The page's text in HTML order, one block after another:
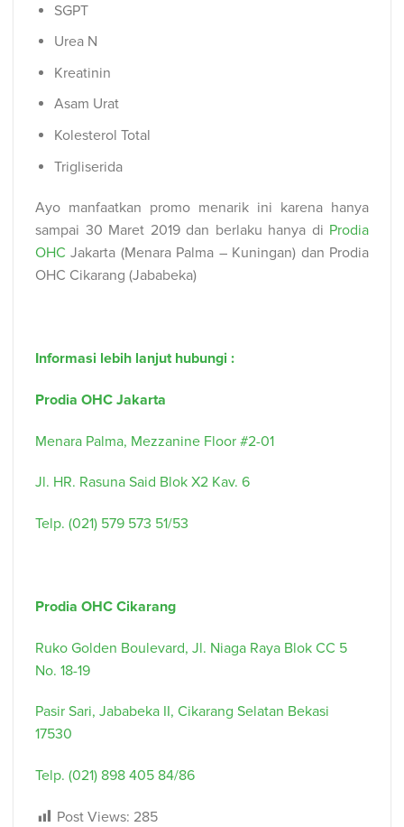
SGPT
Urea N
Kreatinin
Asam Urat
Kolesterol Total
Trigliserida
Ayo manfaatkan promo menarik ini karena hanya
sampai 30 Maret 2019 dan berlaku hanya di Prodia
OHC Jakarta (Menara Palma – Kuningan) dan Prodia
OHC Cikarang (Jababeka)
Informasi lebih lanjut hubungi :
Prodia OHC Jakarta
Menara Palma, Mezzanine Floor #2-01
Jl. HR. Rasuna Said Blok X2 Kav. 6
Telp. (021) 579 573 51/53
Prodia OHC Cikarang
Ruko Golden Boulevard, Jl. Niaga Raya Blok CC 5
No. 18-19
Pasir Sari, Jababeka II, Cikarang Selatan Bekasi
17530
Telp. (021) 898 405 84/86
Post Views: 285